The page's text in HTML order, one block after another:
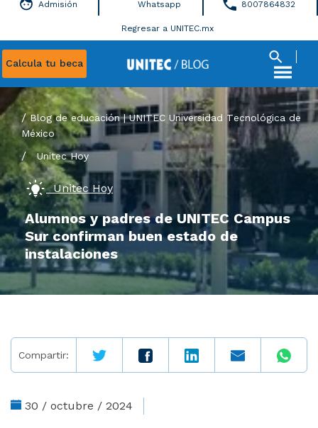
Calcula tu beca
Admisión Whatsapp 8007864832
Regresar a UNITEC.mx
Blog de educación | UNITEC Universidad Tecnológica de
México
/Unitec Hoy
Unitec Hoy
Alumnos y padres de UNITEC Campus
Sur confirman buen estado de
instalaciones
Compartir:
30 / octubre / 2024